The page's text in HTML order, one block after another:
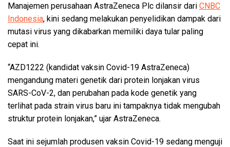
Manajemen perusahaan AstraZeneca Plc dilansir dari CNBC
Indonesia, kini sedang melakukan penyelidikan dampak dari
mutasi virus yang dikabarkan memiliki daya tular paling
cepat ini.
“AZD1222 (kandidat vaksin Covid-19 AstraZeneca)
mengandung materi genetik dari protein lonjakan virus
SARS-CoV-2, dan perubahan pada kode genetik yang
terlihat pada strain virus baru ini tampaknya tidak mengubah
struktur protein lonjakan,” ujar AstraZeneca.
Saat ini sejumlah produsen vaksin Covid-19 sedang menguji